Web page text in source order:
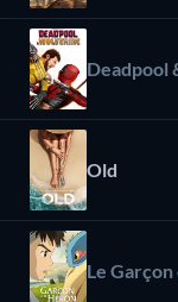
Deadpool
Old
Le